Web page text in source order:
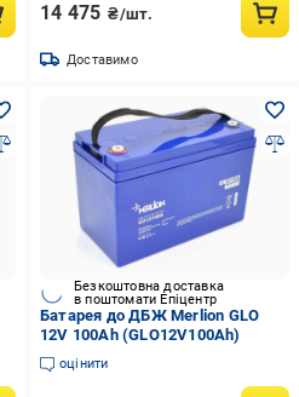
14 475 ₴/шт.
Доставимо
Безкоштовна доставка
в поштомати Епіцентр
Батарея до ДБЖ Merlion GLO
12V 100Ah (GLO12V100Ah)
оцінити